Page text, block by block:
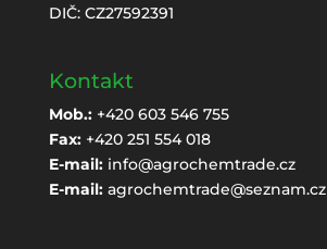
DIČ: CZ27592391
Kontakt
Mob.:+420 603 546 755
Fax:+420 251 554 018
E-mail: info@agrochemtrade.cz
E-mail: agrochemtrade@seznam.cz